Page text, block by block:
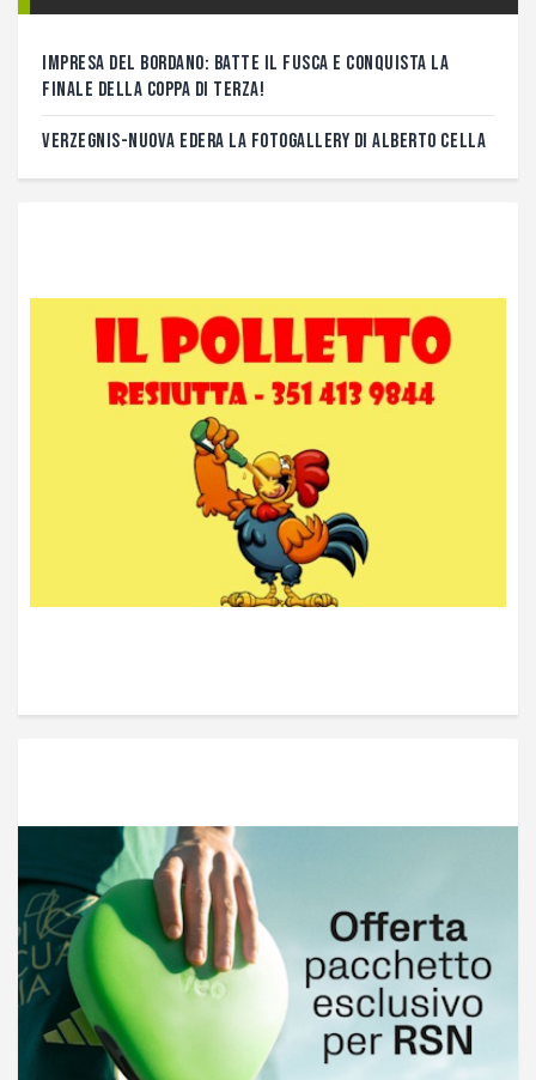
IMPRESA DEL BORDANO: BATTE IL FUSCA E CONQUISTA LA
FINALE DELLA COPPA DI TERZA!
VERZEGNIS-NUOVA EDERA LA FOTOGALLERY DI ALBERTO CELLA